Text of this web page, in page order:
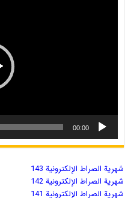
00:00
شهریة الصراط الإلكترونية 143
شهریة الصراط الإلكترونية 142
شهریة الصراط الإلكترونية 141